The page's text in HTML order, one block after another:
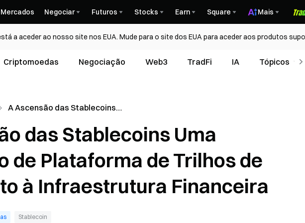
Mercados Negociar Futuros Stocks Earn Square Mais
a aceder ao nosso site nos EUA. Mude para o site dos EUA para aceder aos produtos
Criptomoedas Negociação Web3 TradFi IA Tópicos
A Ascensão das Stablecoins
Plataforma de Trilhos de
Pagamento à Infraestrutura
Financeira
das Stablecoins Uma
de Plataforma de Trilhos de
à Infraestrutura Financeira
Stablecoin